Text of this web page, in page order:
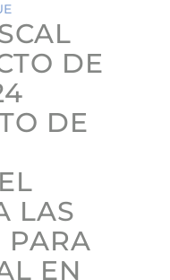
DE
DE
LAS
PARA
EN